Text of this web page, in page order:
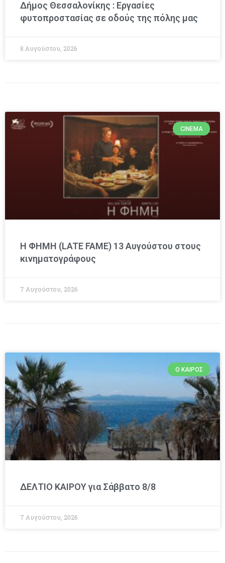
Δήμος Θεσσαλονίκης : Εργασίες
φυτοπροστασίας σε οδούς της πόλης μας
8 Αυγούστου, 2026
CINEMA
Η ΦΗΜΗ (LATE FAME) 13 Αυγούστου στους
κινηματογράφους
7 Αυγούστου, 2026
Ο ΚΑΙΡΌΣ
ΔΕΛΤΙΟ ΚΑΙΡΟΥ για Σάββατο 8/8
7 Αυγούστου, 2026